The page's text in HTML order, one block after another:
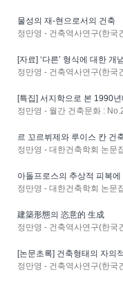
물성의 재-현으로서의 건축
정만영 - 건축역사연구(한국
[자료] ‘다른’ 형식에 대한 개
정만영 - 건축역사연구(한국
[특집] 서지학으로 본 1990
정만영 - 월간 건축문화 :
르 꼬르뷔제와 루이스 칸 건
정만영 - 대한건축학회 논문
아돌프로스의 추상적 피복에
정만영 - 대한건축학회 논문
建築形態의 恣意的 生成
정만영 - 건축역사연구(한국
[논문초록] 건축형태의 자의
정만영 - 건축역사연구(한국